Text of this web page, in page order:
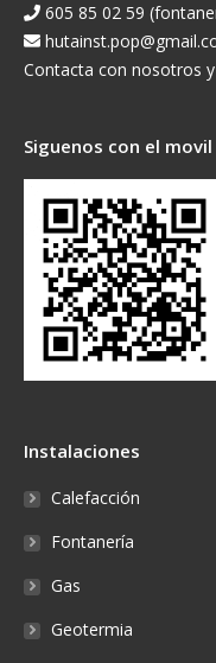
605 85 02 59
Contacta con nosotros
Siguenos con el movil
Instalaciones
Calefacción
Fontanería
Gas
Geotermia